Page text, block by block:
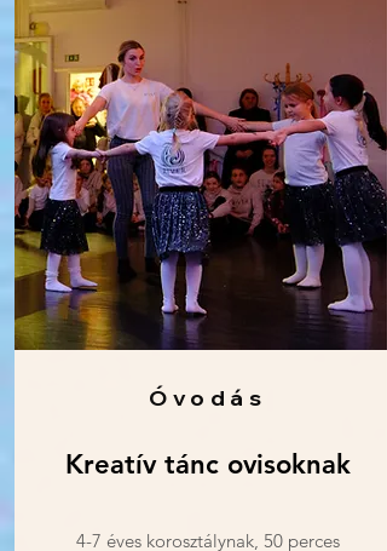
Óvodás
Kreatív tánc ovisoknak
4-7 éves korosztálynak, 50 perces